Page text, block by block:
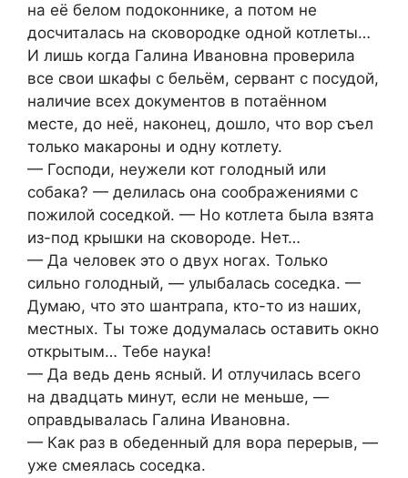
на её белом подоконнике, а потом не
досчиталась на сковородке одной котлеты…
И лишь когда Галина Ивановна проверила
все свои шкафы с бельём, сервант с посудой,
наличие всех документов в потаённом
месте, до неё, наконец, дошло, что вор съел
только макароны и одну котлету.
— Господи, неужели кот голодный или
собака? — делилась она соображениями с
пожилой соседкой. — Но котлета была взята
из-под крышки на сковороде. Нет…
— Да человек это о двух ногах. Только
сильно голодный, — улыбалась соседка. —
Думаю, что это шантрапа, кто-то из наших,
местных. Ты тоже додумалась оставить окно
открытым… Тебе наука!
— Да ведь день ясный. И отлучилась всего
на двадцать минут, если не меньше, —
оправдывалась Галина Ивановна.
— Как раз в обеденный для вора перерыв, —
уже смеялась соседка.